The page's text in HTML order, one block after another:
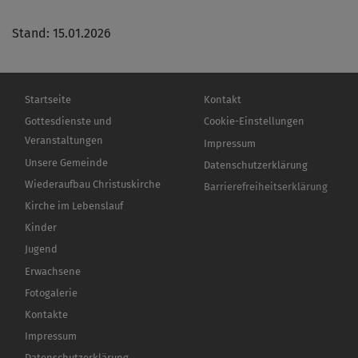
Stand: 15.01.2026
Hauptnavigation
Startseite
Gottesdienste und
Veranstaltungen
Unsere Gemeinde
Wiederaufbau Christuskirche
Kirche im Lebenslauf
Kinder
Jugend
Erwachsene
Fotogalerie
Kontakte
Impressum
Fußbereichsmenü
Kontakt
Cookie-Einstellungen
Impressum
Datenschutzerklärung
Barrierefreiheitserklärung